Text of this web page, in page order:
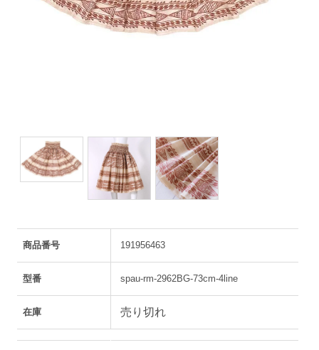
商品番号 191956463
型番 spau-rm-2962BG-73cm-4line
在庫 売り切れ